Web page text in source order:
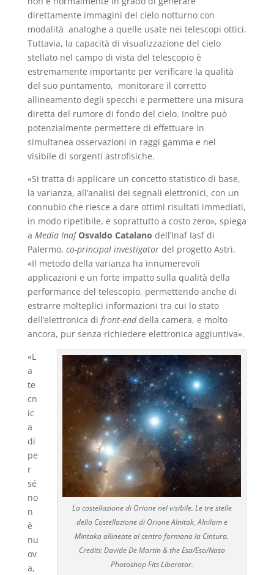
direttamente immagini del cielo notturno con
modalità analoghe a quelle usate nei telescopi ottici.
Tuttavia, la capacità di visualizzazione del cielo
stellato nel campo di vista del telescopio è
estremamente importante per verificare la qualità
del suo puntamento, monitorare il corretto
allineamento degli specchi e permettere una misura
diretta del rumore di fondo del cielo. Inoltre può
potenzialmente permettere di effettuare in
simultanea osservazioni in raggi gamma e nel
visibile di sorgenti astrofisiche.
«Si tratta di applicare un concetto statistico di base,
la varianza, all’analisi dei segnali elettronici, con un
connubio che riesce a dare ottimi risultati immediati,
in modo ripetibile, e soprattutto a costo zero», spiega
a Media Inaf Osvaldo Catalano dell’Inaf Iasf di
Palermo, co-principal investigatordel progetto Astri.
«Il metodo della varianza ha innumerevoli
applicazioni e un forte impatto sulla qualità della
performance del telescopio, permettendo anche di
estrarre molteplici informazioni tra cui lo stato
dell’elettronica di front-enddella camera, e molto
ancora, pur senza richiedere elettronica aggiuntiva».
La costellazione di Orione nel visibile. Le tre stelle
della Costellazione di Orione Alnitak, Alnilam e
Mintaka allineate al centro formano la Cintura.
Crediti: Davide De Martin & the Esa/Eso/Nasa
Photoshop Fits Liberator.
«L
a
te
cn
ic
a
di
pe
r
sé
no
n
è
nu
ov
a,